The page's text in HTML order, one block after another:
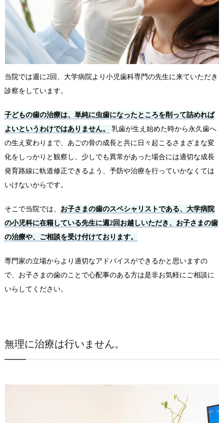
当院では週に2回、大学病院より小児歯科専門の先生に来ていただき
診察をしています。
子どもの歯の治療は、単純に虫歯になったところを削って詰めれば
よいというわけではありません。
乳歯が生え始めた時から永久歯へ
の生え変わりまで、あごの骨の成長と共に日々起こるさまざまな変
化をしっかりと観察し、少しでも異常があった場合には適切な成長
発育路線に軌道修正できるよう、予防や治療を行っていかなくては
いけないからです。
そこで当院では、 お子さまの歯のスペシャリストである、大学病院
の小児科に在籍している先生に週2回お越しいただき、お子さまの歯
の治療や、ご相談を受け付けております。
専門家の立場からより適切なアドバイスができるかと思いますの
で、お子さまの歯のことで心配事のある方は是非お気軽にご相談に
いらしてください。
無理に治療は行いません。